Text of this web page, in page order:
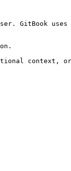
GitBook
context,